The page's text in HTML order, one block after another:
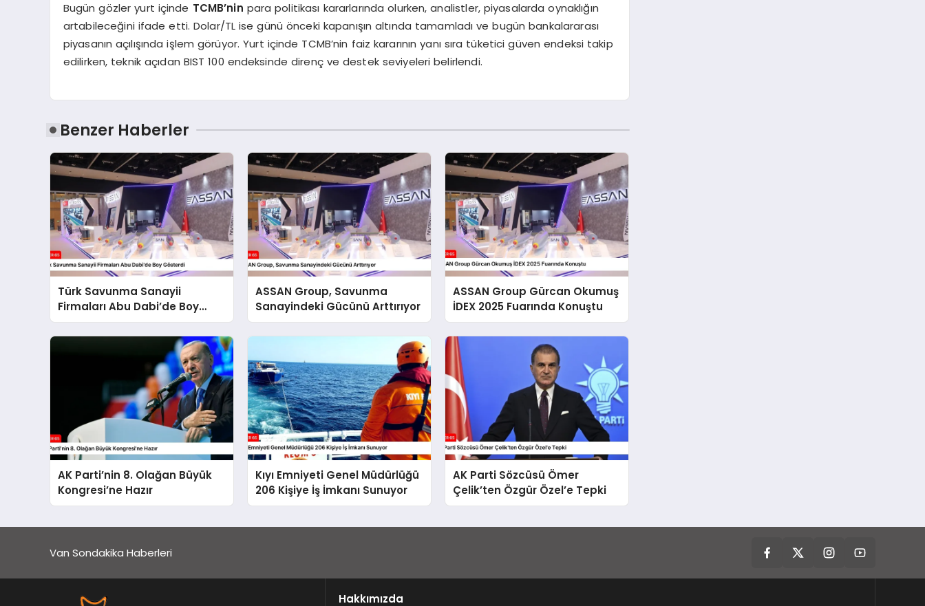
Bugün gözler yurt içinde TCMB’nin para politikası kararlarında olurken, analistler, piyasalarda oynaklığın
artabileceğini ifade etti. Dolar/TL ise günü önceki kapanışın altında tamamladı ve bugün bankalararası
piyasanın açılışında işlem görüyor. Yurt içinde TCMB’nin faiz kararının yanı sıra tüketici güven endeksi takip
edilirken, teknik açıdan BIST 100 endeksinde direnç ve destek seviyeleri belirlendi.
Benzer Haberler
Türk Savunma Sanayii
Firmaları Abu Dabi’de Boy
Gösterdi
ASSAN Group, Savunma
Sanayindeki Gücünü Arttırıyor
ASSAN Group Gürcan Okumuş
İDEX 2025 Fuarında Konuştu
AK Parti’nin 8. Olağan Büyük
Kongresi’ne Hazır
Kıyı Emniyeti Genel Müdürlüğü
206 Kişiye İş İmkanı Sunuyor
AK Parti Sözcüsü Ömer
Çelik’ten Özgür Özel’e Tepki
Van Sondakika Haberleri
Hakkımızda